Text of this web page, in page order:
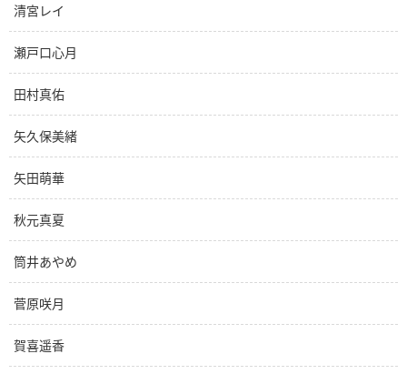
清宮レイ
瀬戸口心月
田村真佑
矢久保美緒
矢田萌華
秋元真夏
筒井あやめ
菅原咲月
賀喜遥香